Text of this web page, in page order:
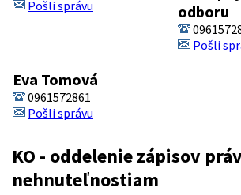
Pošli správu
odboru
Pošli
Eva Tomová
0961572861
Pošli správu
KO - oddelenie zápisov
nehnuteľnostiam